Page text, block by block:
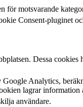
för motsvarande
Consent-pluginet
Dessa
Google Analytics,
lagrar
användare.